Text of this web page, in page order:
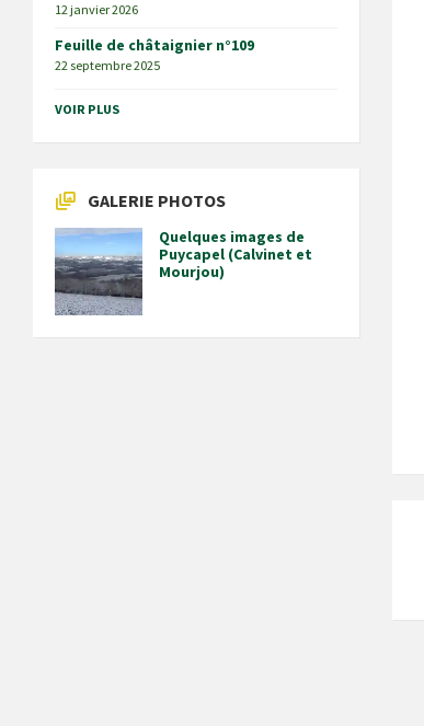
12 janvier 2026
Feuille de châtaignier n°109
22 septembre 2025
VOIR PLUS
GALERIE PHOTOS
Quelques images de
Puycapel (Calvinet et
Mourjou)